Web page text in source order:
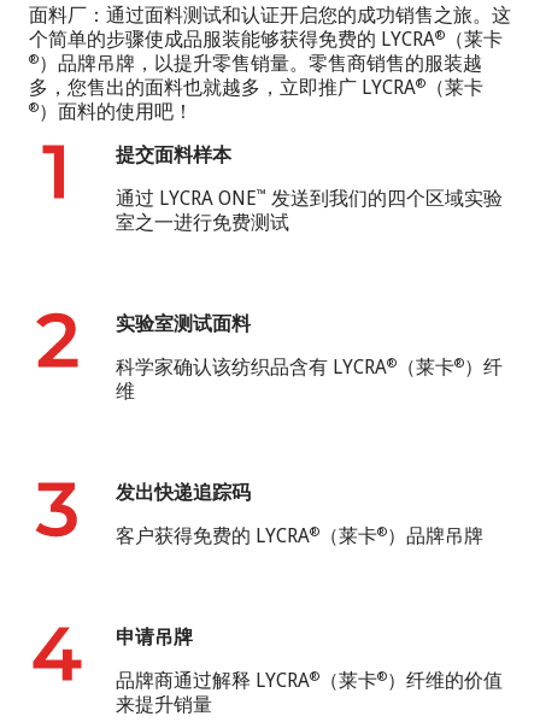
面料厂：通过面料测试和认证开启您的成功销售之旅。这
个简单的步骤使成品服装能够获得免费的 LYCRA® （莱卡
®）品牌吊牌，以提升零售销量。零售商销售的服装越
多，您售出的面料也就越多，立即推广 LYCRA® （莱卡
®）面料的使用吧！
提交面料样本
通过 LYCRA ONE™ 发送到我们的四个区域实验
室之一进行免费测试
实验室测试面料
科学家确认该纺织品含有 LYCRA® （莱卡®）纤
维
发出快递追踪码
客户获得免费的 LYCRA® （莱卡®）品牌吊牌
申请吊牌
品牌商通过解释 LYCRA® （莱卡®）纤维的价值
来提升销量